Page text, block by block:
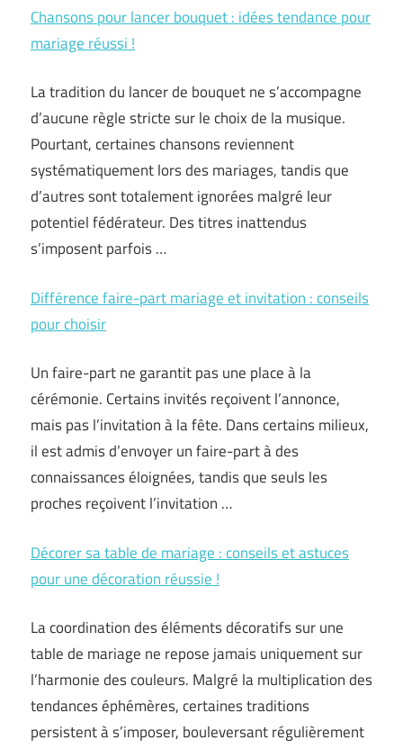
Chansons pour lancer bouquet : idées tendance pour
mariage réussi !
La tradition du lancer de bouquet ne s’accompagne
d’aucune règle stricte sur le choix de la musique.
Pourtant, certaines chansons reviennent
systématiquement lors des mariages, tandis que
d’autres sont totalement ignorées malgré leur
potentiel fédérateur. Des titres inattendus
s’imposent parfois …
Différence faire-part mariage et invitation : conseils
pour choisir
Un faire-part ne garantit pas une place à la
cérémonie. Certains invités reçoivent l’annonce,
mais pas l’invitation à la fête. Dans certains milieux,
il est admis d’envoyer un faire-part à des
connaissances éloignées, tandis que seuls les
proches reçoivent l’invitation …
Décorer sa table de mariage : conseils et astuces
pour une décoration réussie !
La coordination des éléments décoratifs sur une
table de mariage ne repose jamais uniquement sur
l’harmonie des couleurs. Malgré la multiplication des
tendances éphémères, certaines traditions
persistent à s’imposer, bouleversant régulièrement